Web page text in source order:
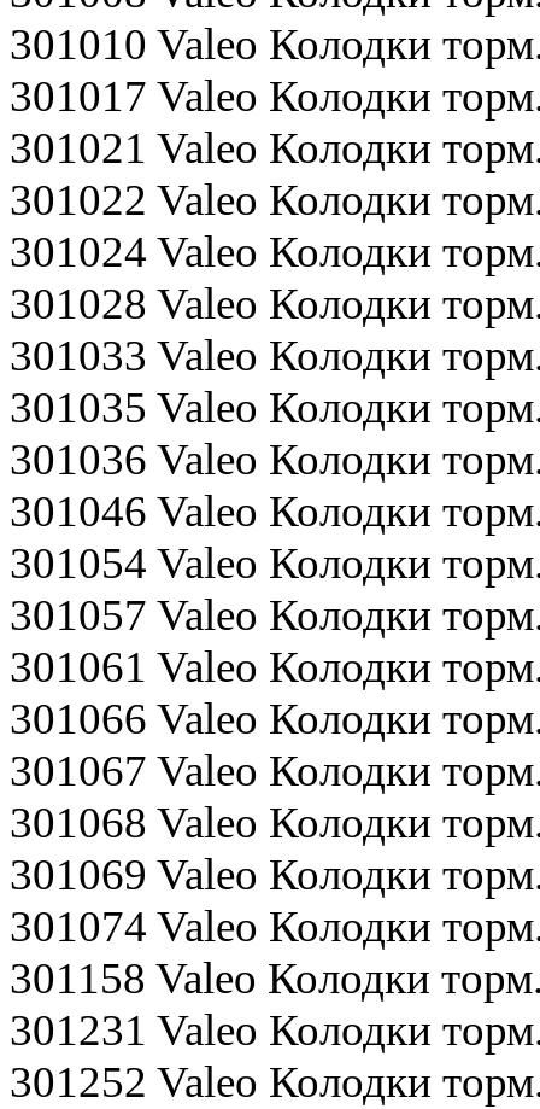
301010 Valeo Колодки
301017 Valeo Колодки
301021 Valeo Колодки
301022 Valeo Колодки
301024 Valeo Колодки
301028 Valeo Колодки
301033 Valeo Колодки
301035 Valeo Колодки
301036 Valeo Колодки
301046 Valeo Колодки
301054 Valeo Колодки
301057 Valeo Колодки
301061 Valeo Колодки
301066 Valeo Колодки
301067 Valeo Колодки
301068 Valeo Колодки
301069 Valeo Колодки
301074 Valeo Колодки
301158 Valeo Колодки
301231 Valeo Колодки
301252 Valeo Колодки